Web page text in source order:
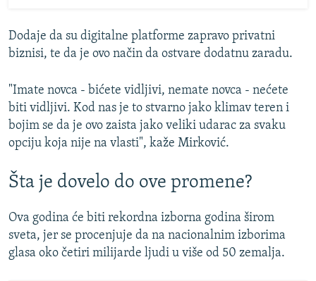
Dodaje da su digitalne platforme zapravo privatni
biznisi, te da je ovo način da ostvare dodatnu zaradu.
"Imate novca - bićete vidljivi, nemate novca - nećete
biti vidljivi. Kod nas je to stvarno jako klimav teren i
bojim se da je ovo zaista jako veliki udarac za svaku
opciju koja nije na vlasti", kaže Mirković.
Šta je dovelo do ove promene?
Ova godina će biti rekordna izborna godina širom
sveta, jer se procenjuje da na nacionalnim izborima
glasa oko četiri milijarde ljudi u više od 50 zemalja.